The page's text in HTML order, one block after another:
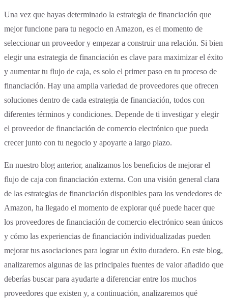
Una vez que hayas determinado la estrategia de financiación que
mejor funcione para tu negocio en Amazon, es el momento de
seleccionar un proveedor y empezar a construir una relación. Si bien
elegir una estrategia de financiación es clave para maximizar el éxito
y aumentar tu flujo de caja, es solo el primer paso en tu proceso de
financiación. Hay una amplia variedad de proveedores que ofrecen
soluciones dentro de cada estrategia de financiación, todos con
diferentes términos y condiciones. Depende de ti investigar y elegir
el proveedor de financiación de comercio electrónico que pueda
crecer junto con tu negocio y apoyarte a largo plazo.
En nuestro blog anterior, analizamos los beneficios de mejorar el
flujo de caja con financiación externa. Con una visión general clara
de las estrategias de financiación disponibles para los vendedores de
Amazon, ha llegado el momento de explorar qué puede hacer que
los proveedores de financiación de comercio electrónico sean únicos
y cómo las experiencias de financiación individualizadas pueden
mejorar tus asociaciones para lograr un éxito duradero. En este blog,
analizaremos algunas de las principales fuentes de valor añadido que
deberías buscar para ayudarte a diferenciar entre los muchos
proveedores que existen y, a continuación, analizaremos qué